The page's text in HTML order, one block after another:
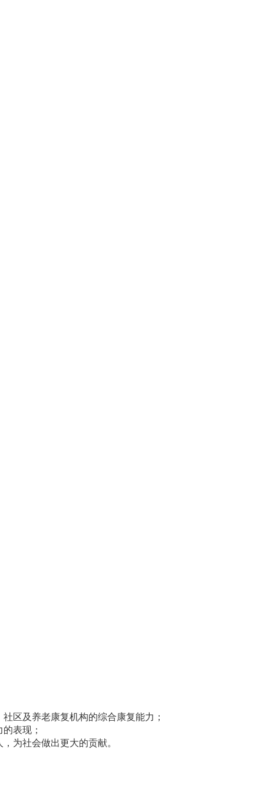
区及养老康复机构的综合康复能力；
表现；
为社会做出更大的贡献。